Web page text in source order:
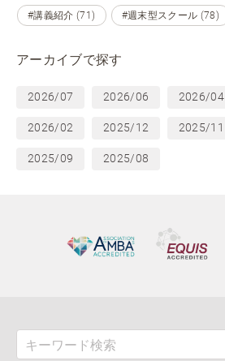
#講義紹介 (71) #週末型スクール (78)
アーカイブで探す
2026/07 2026/06 2026/04
2026/02 2025/12 2025/11
2025/09 2025/08